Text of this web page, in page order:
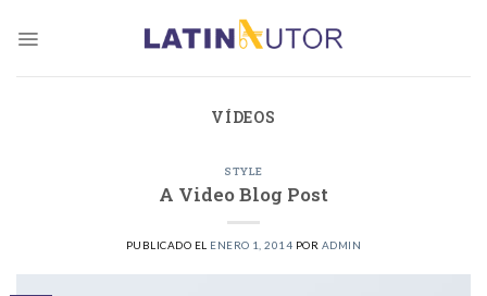
VÍDEOS
STYLE
A Video Blog Post
PUBLICADO EL ENERO 1, 2014 POR ADMIN